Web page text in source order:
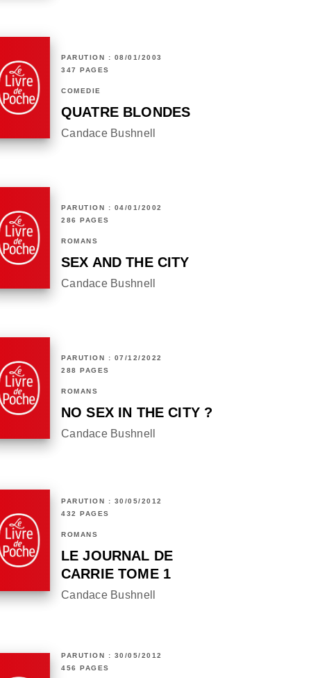
PARUTION : 08/01/2003
347 PAGES
COMÉDIE
QUATRE BLONDES
Candace Bushnell
PARUTION : 04/01/2002
286 PAGES
ROMANS
SEX AND THE CITY
Candace Bushnell
PARUTION : 07/12/2022
288 PAGES
ROMANS
NO SEX IN THE CITY ?
Candace Bushnell
PARUTION : 30/05/2012
432 PAGES
ROMANS
LE JOURNAL DE
CARRIE TOME 1
Candace Bushnell
PARUTION : 30/05/2012
456 PAGES